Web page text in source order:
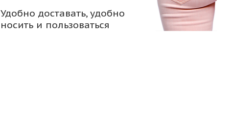
Удобно доставать, удобно
носить и пользоваться